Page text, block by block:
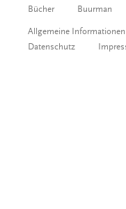
Bücher Buurman
Allgemeine Informationen
Datenschutz